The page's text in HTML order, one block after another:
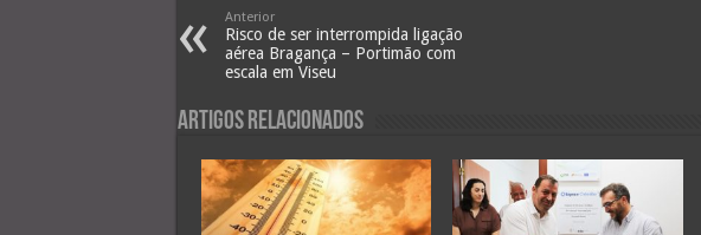
Anterior
Risco de ser interrompida ligação
aérea Bragança – Portimão com
escala em Viseu
Artigos Relacionados